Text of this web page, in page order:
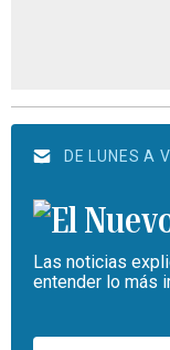
DE LUNES A
Las noticias
entender lo más